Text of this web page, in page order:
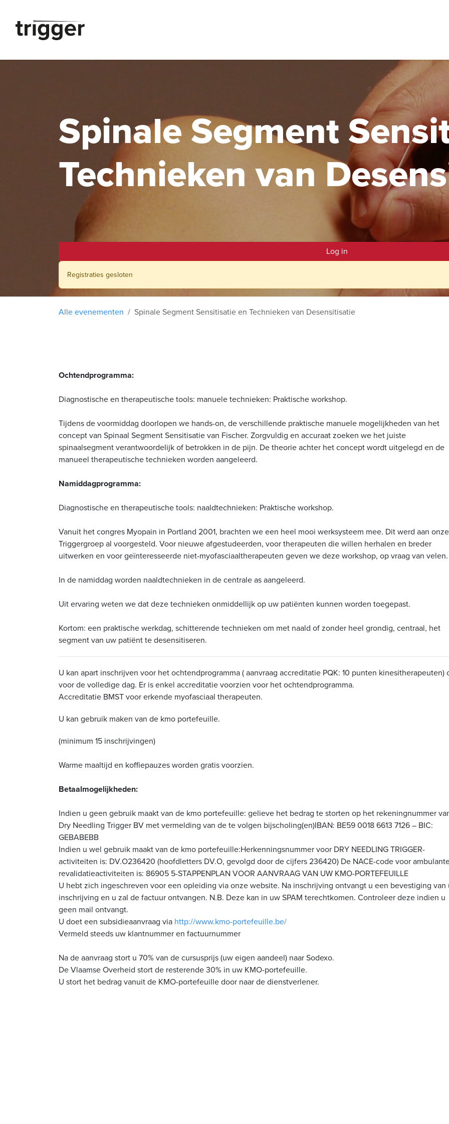
Spinale Segment
Technieken van
Log in
Registraties gesloten
Alle evenementen Spinale Segment Sensitisatie en Technieken van Desensitisatie
Ochtendprogramma:
Diagnostische en therapeutische tools: manuele technieken: Praktische workshop.
Tijdens de voormiddag doorlopen we hands-on, de verschillende praktische manuele mogelijkheden van het
concept van Spinaal Segment Sensitisatie van Fischer. Zorgvuldig en accuraat zoeken we het juiste
spinaalsegment verantwoordelijk of betrokken in de pijn. De theorie achter het concept wordt uitgelegd en de
manueel therapeutische technieken worden aangeleerd.
Namiddagprogramma:
Diagnostische en therapeutische tools: naaldtechnieken: Praktische workshop.
Vanuit het congres Myopain in Portland 2001, brachten we een heel mooi werksysteem mee. Dit werd aan onze
Triggergroep al voorgesteld. Voor nieuwe afgestudeerden, voor therapeuten die willen herhalen en breder
uitwerken en voor geïnteresseerde niet-myofasciaaltherapeuten geven we deze workshop, op vraag van velen.
In de namiddag worden naaldtechnieken in de centrale as aangeleerd.
Uit ervaring weten we dat deze technieken onmiddellijk op uw patiënten kunnen worden toegepast.
Kortom: een praktische werkdag, schitterende technieken om met naald of zonder heel grondig, centraal, het
segment van uw patiënt te desensitiseren.
U kan apart inschrijven voor het ochtendprogramma ( aanvraag accreditatie PQK: 10 punten kinesitherapeuten)
voor de volledige dag. Er is enkel accreditatie voorzien voor het ochtendprogramma.
Accreditatie BMST voor erkende myofasciaal therapeuten.
U kan gebruik maken van de kmo portefeuille.
(minimum 15 inschrijvingen)
Warme maaltijd en koffiepauzes worden gratis voorzien.
Betaalmogelijkheden:
Indien u geen gebruik maakt van de kmo portefeuille: gelieve het bedrag te storten op het rekeningnummer
Dry Needling Trigger BV met vermelding van de te volgen bijscholing(en)IBAN: BE59 0018 6613 7126 – BIC:
GEBABEBB
Indien u wel gebruik maakt van de kmo portefeuille:Herkenningsnummer voor DRY NEEDLING TRIGGER-
activiteiten is: DV.O236420 (hoofdletters DV.O, gevolgd door de cijfers 236420) De NACE-code voor
revalidatieactiviteiten is: 86905 5-STAPPENPLAN VOOR AANVRAAG VAN UW KMO-PORTEFEUILLE
U hebt zich ingeschreven voor een opleiding via onze website. Na inschrijving ontvangt u een bevestiging van
inschrijving en u zal de factuur ontvangen. N.B. Deze kan in uw SPAM terechtkomen. Controleer deze indien u
geen mail ontvangt.
U doet een subsidieaanvraag via http://www.kmo-portefeuille.be/
Vermeld steeds uw klantnummer en factuurnummer
Na de aanvraag stort u 70% van de cursusprijs (uw eigen aandeel) naar Sodexo.
De Vlaamse Overheid stort de resterende 30% in uw KMO-portefeuille.
U stort het bedrag vanuit de KMO-portefeuille door naar de dienstverlener.